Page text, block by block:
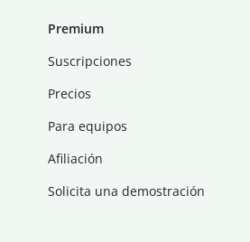
Premium
Suscripciones
Precios
Para equipos
Afiliación
Solicita una demostración